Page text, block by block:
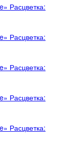
Cocoa
Ohmex
Decibel
Acoustic
Forbo Corkment
Bulletin Board
Toronto
Forest
Perth
California